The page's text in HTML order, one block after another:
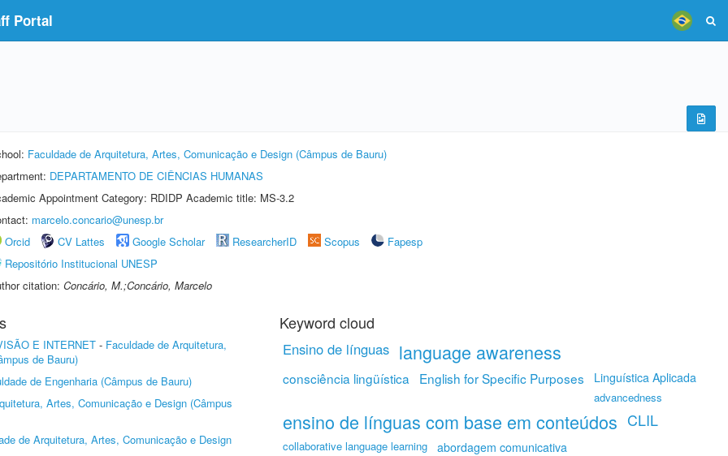
Portal
Faculdade de Arquitetura, Artes, Comunicação e Design (Câmpus de Bauru)
DEPARTAMENTO DE CIÊNCIAS HUMANAS
Appointment Category: RDIDP Academic title: MS-3.2
marcelo.concario@unesp.br
Orcid
CV Lattes Google Scholar ResearcherID Scopus
Fapesp
Repositório Institucional UNESP
citation: Concário, M.;Concário, Marcelo
E INTERNET - Faculdade de Arquitetura,
de Bauru)
de Engenharia (Câmpus de Bauru)
Artes, Comunicação e Design (Câmpus
de Arquitetura, Artes, Comunicação e Design
Keyword cloud
Ensino de línguas language awareness
consciência lingüística English for Specific Purposes Linguística Aplicada
advancedness
ensino de línguas com base em conteúdos CLIL
collaborative language learning abordagem comunicativa